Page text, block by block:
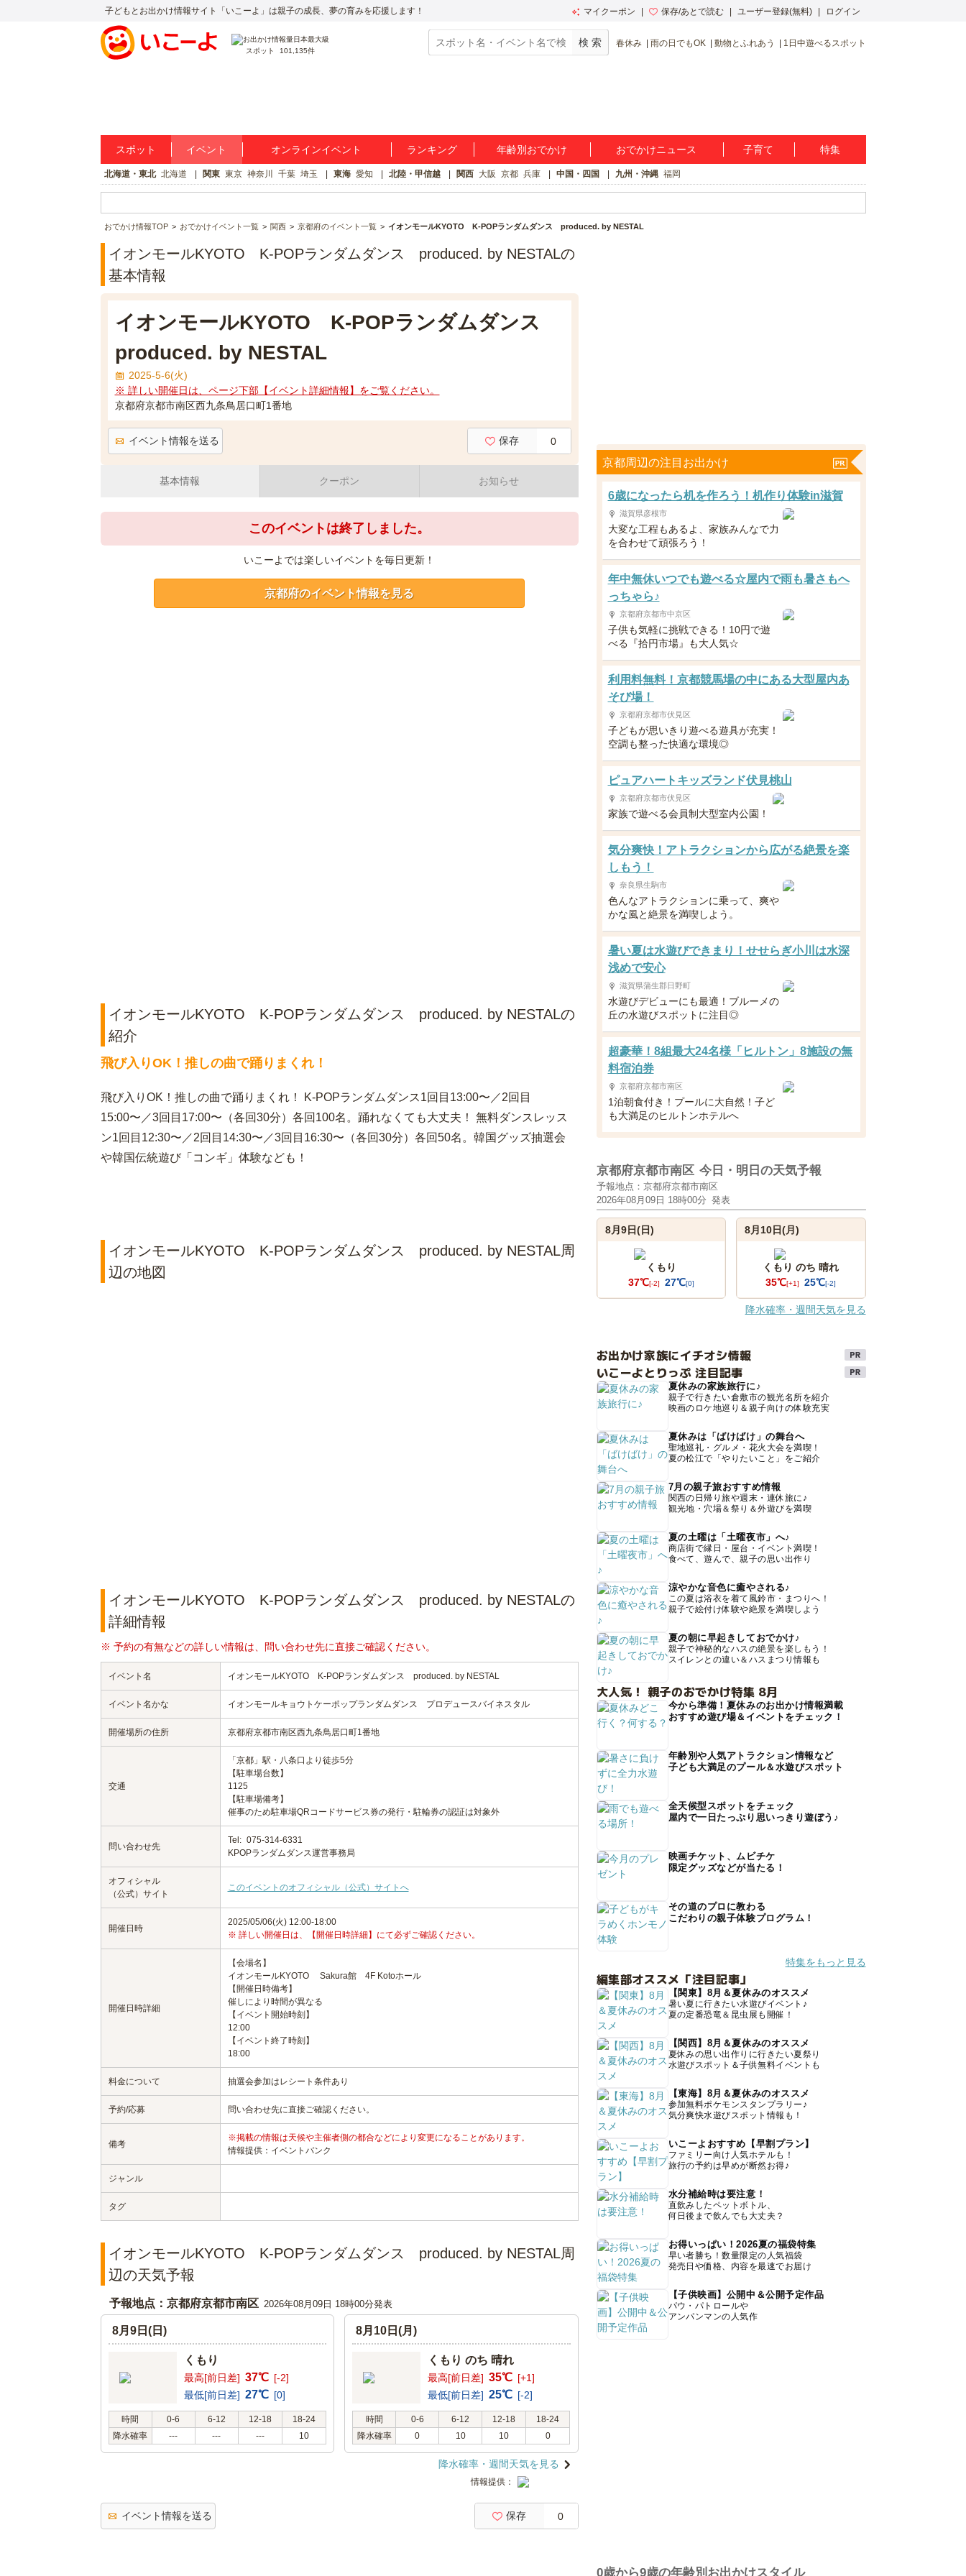
子どもとお出かけ情報サイト「いこーよ」は親子の成長、夢の育みを応援します！ マイクーポン 保存/あとで読む ユーザー登録(無料) ログイン
スポット 101,135件
春休み 雨の日でもOK 動物とふれあう 1日中遊べるスポット
スポット イベント オンラインイベント ランキング 年齢別おでかけ おでかけニュース 子育て 特集
北海道・東北 北海道 関東 東京 神奈川 千葉 埼玉 東海 愛知 北陸・甲信越 関西 大阪 京都 兵庫 中国・四国 九州・沖縄 福岡
おでかけ情報TOP おでかけイベント一覧 関西 京都府のイベント一覧 イオンモールKYOTO K‐POPランダムダンス produced. by NESTAL
イオンモールKYOTO K‐POPランダムダンス produced. by NESTALの
基本情報
イオンモールKYOTO K‐POPランダムダンス
produced. by NESTAL
2025-5-6(火)
※ 詳しい開催日は、ページ下部【イベント詳細情報】をご覧ください。
京都府京都市南区西九条鳥居口町1番地
イベント情報を送る 保存 0
基本情報 クーポン お知らせ
このイベントは終了しました。
いこーよでは楽しいイベントを毎日更新！
京都府のイベント情報を見る
イオンモールKYOTO K‐POPランダムダンス produced. by NESTALの
紹介
飛び入りOK！推しの曲で踊りまくれ！
飛び入りOK！推しの曲で踊りまくれ！ K-POPランダムダンス1回目13:00〜／2回目
15:00〜／3回目17:00〜（各回30分）各回100名。踊れなくても大丈夫！ 無料ダンスレッス
ン1回目12:30〜／2回目14:30〜／3回目16:30〜（各回30分）各回50名。韓国グッズ抽選会
や韓国伝統遊び「コンギ」体験なども！
イオンモールKYOTO K‐POPランダムダンス produced. by NESTAL周
辺の地図
イオンモールKYOTO K‐POPランダムダンス produced. by NESTALの
詳細情報
※ 予約の有無などの詳しい情報は、問い合わせ先に直接ご確認ください。
イベント名 イオンモールKYOTO K‐POPランダムダンス produced. by NESTAL
イベント名かな イオンモールキョウトケーポップランダムダンス プロデュースバイネスタル
開催場所の住所 京都府京都市南区西九条鳥居口町1番地
交通
「京都」駅・八条口より徒歩5分
【駐車場台数】
1125
【駐車場備考】
催事のため駐車場QRコードサービス券の発行・駐輪券の認証は対象外
問い合わせ先
Tel: 075-314-6331
KPOPランダムダンス運営事務局
オフィシャル
（公式）サイト
このイベントのオフィシャル（公式）サイトへ
開催日時
2025/05/06(火) 12:00-18:00
※ 詳しい開催日は、【開催日時詳細】にて必ずご確認ください。
開催日時詳細
【会場名】
イオンモールKYOTO Sakura館 4F Kotoホール
【開催日時備考】
催しにより時間が異なる
【イベント開始時刻】
12:00
【イベント終了時刻】
18:00
料金について 抽選会参加はレシート条件あり
予約/応募 問い合わせ先に直接ご確認ください。
備考
※掲載の情報は天候や主催者側の都合などにより変更になることがあります。
情報提供：イベントバンク
ジャンル
タグ
イオンモールKYOTO K‐POPランダムダンス produced. by NESTAL周
辺の天気予報
予報地点：京都府京都市南区 2026年08月09日 18時00分発表
8月9日(日)
くもり
最高[前日差] 37℃ [-2]
最低[前日差] 27℃ [0]
時間 0-6 6-12 12-18
18-24
降水確率
--- --- --- 10
8月10日(月)
くもり のち 晴れ
最高[前日差] 35℃ [+1]
最低[前日差] 25℃ [-2]
時間 0-6 6-12 12-18
18-24
降水確率
0 10 10 0
降水確率・週間天気を見る
情報提供：
イベント情報を送る 保存 0
京都周辺の注目お出かけ
6歳になったら机を作ろう！机作り体験in滋賀
滋賀県彦根市
大変な工程もあるよ、家族みんなで力
を合わせて頑張ろう！
年中無休いつでも遊べる☆屋内で雨も暑さもへ
っちゃら♪
京都府京都市中京区
子供も気軽に挑戦できる！10円で遊
べる『拾円市場』も大人気☆
利用料無料！京都競馬場の中にある大型屋内あ
そび場！
京都府京都市伏見区
子どもが思いきり遊べる遊具が充実！
空調も整った快適な環境◎
ピュアハートキッズランド伏見桃山
京都府京都市伏見区
家族で遊べる会員制大型室内公園！
気分爽快！アトラクションから広がる絶景を楽
しもう！
奈良県生駒市
色んなアトラクションに乗って、爽や
かな風と絶景を満喫しよう。
暑い夏は水遊びできまり！せせらぎ小川は水深
浅めで安心
滋賀県蒲生郡日野町
水遊びデビューにも最適！ブルーメの
丘の水遊びスポットに注目◎
超豪華！8組最大24名様「ヒルトン」8施設の無
料宿泊券
京都府京都市南区
1泊朝食付き！プールに大自然！子ど
も大満足のヒルトンホテルへ
京都府京都市南区 今日・明日の天気予報
予報地点：京都府京都市南区
2026年08月09日 18時00分 発表
8月9日(日)
くもり
37℃[-2] 27℃[0]
8月10日(月)
くもり のち 晴れ
35℃[+1] 25℃[-2]
降水確率・週間天気を見る
お出かけ家族にイチオシ情報
いこーよとりっぷ 注目記事
夏休みの家族旅行に♪
親子で行きたい倉敷市の観光名所を紹介
映画のロケ地巡り＆親子向けの体験充実
夏休みは「ばけばけ」の舞台へ
聖地巡礼・グルメ・花火大会を満喫！
夏の松江で「やりたいこと」をご紹介
7月の親子旅おすすめ情報
関西の日帰り旅や週末・連休旅に♪
観光地・穴場＆祭り＆外遊びを満喫
夏の土曜は「土曜夜市」へ♪
商店街で縁日・屋台・イベント満喫！
食べて、遊んで、親子の思い出作り
涼やかな音色に癒やされる♪
この夏は浴衣を着て風鈴市・まつりへ！
親子で絵付け体験や絶景を満喫しよう
夏の朝に早起きしておでかけ♪
親子で神秘的なハスの絶景を楽しもう！
スイレンとの違い＆ハスまつり情報も
大人気！ 親子のおでかけ特集 8月
今から準備！夏休みのお出かけ情報満載
おすすめ遊び場＆イベントをチェック！
年齢別や人気アトラクション情報など
子ども大満足のプール＆水遊びスポット
全天候型スポットをチェック
屋内で一日たっぷり思いっきり遊ぼう♪
映画チケット、ムビチケ
限定グッズなどが当たる！
その道のプロに教わる
こだわりの親子体験プログラム！
特集をもっと見る
編集部オススメ「注目記事」
【関東】8月＆夏休みのオススメ
暑い夏に行きたい水遊びイベント♪
夏の定番恐竜＆昆虫展も開催！
【関西】8月＆夏休みのオススメ
夏休みの思い出作りに行きたい夏祭り
水遊びスポット＆子供無料イベントも
【東海】8月＆夏休みのオススメ
参加無料ポケモンスタンプラリー♪
気分爽快水遊びスポット情報も！
いこーよおすすめ【早割プラン】
ファミリー向け人気ホテルも！
旅行の予約は早めが断然お得♪
水分補給時は要注意！
直飲みしたペットボトル、
何日後まで飲んでも大丈夫？
お得いっぱい！2026夏の福袋特集
早い者勝ち！数量限定の人気福袋
発売日や価格、内容を最速でお届け
【子供映画】公開中＆公開予定作品
パウ・パトロールや
アンパンマンの人気作
0歳から9歳の年齢別お出かけスタイル